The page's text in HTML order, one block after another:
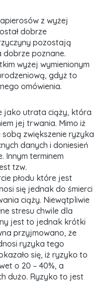
z wyżej
dobrze
pozostają
dobrze poznane.
wyżej wymienionym
gdyż to
omówienia.
jako utrata ciąży, która
jej trwania. Mimo iż
zwiększenie ryzyka
danych i doniesień
Innym terminem
tzw.
płodu które jest
się jednak do śmierci
ciąży. Niewątpliwie
stresu chwile dla
jest to jednak krótki
przyjmowano, że
ryzyka tego
się, iż ryzyko to
o 20 – 40%, a
dużo. Ryzyko to jest